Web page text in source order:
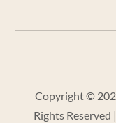
Copyright ©
Rights Reserved